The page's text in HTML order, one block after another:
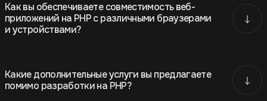
Как вы обеспечиваете совместимость веб-
приложений на PHP с различными браузерами
и устройствами?
Какие дополнительные услуги вы предлагаете
помимо разработки на PHP?